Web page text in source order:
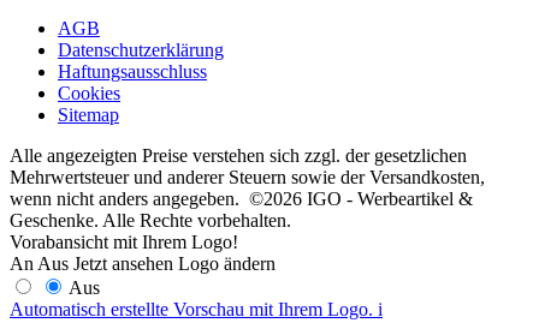
AGB
Datenschutzerklärung
Haftungsausschluss
Cookies
Sitemap
Alle angezeigten Preise verstehen sich zzgl. der gesetzlichen
Mehrwertsteuer und anderer Steuern sowie der Versandkosten,
wenn nicht anders angegeben. ©2026 IGO - Werbeartikel &
Geschenke. Alle Rechte vorbehalten.
Vorabansicht mit Ihrem Logo!
An Aus Jetzt ansehen Logo ändern
Aus
Automatisch erstellte Vorschau mit Ihrem Logo. i